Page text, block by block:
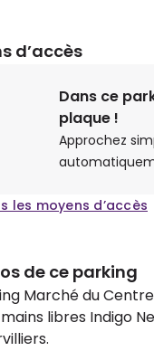
d’accès
Dans ce
plaque !
Approchez
les moyens d’accès
de ce parking
Marché du
mains libres Indigo